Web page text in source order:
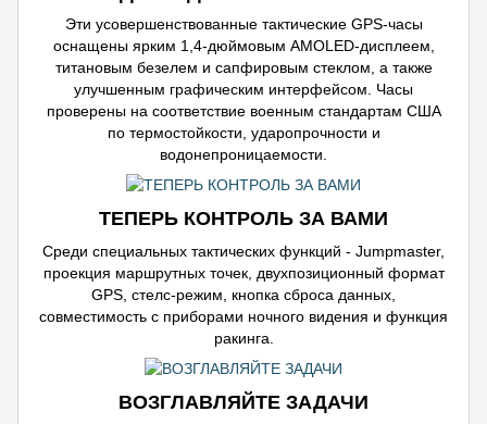
Эти усовершенствованные тактические GPS-часы
оснащены ярким 1,4-дюймовым AMOLED-дисплеем,
титановым безелем и сапфировым стеклом, а также
улучшенным графическим интерфейсом. Часы
проверены на соответствие военным стандартам США
по термостойкости, ударопрочности и
водонепроницаемости.
ТЕПЕРЬ КОНТРОЛЬ ЗА ВАМИ
Среди специальных тактических функций - Jumpmaster,
проекция маршрутных точек, двухпозиционный формат
GPS, стелс-режим, кнопка сброса данных,
совместимость с приборами ночного видения и функция
ракинга.
ВОЗГЛАВЛЯЙТЕ ЗАДАЧИ